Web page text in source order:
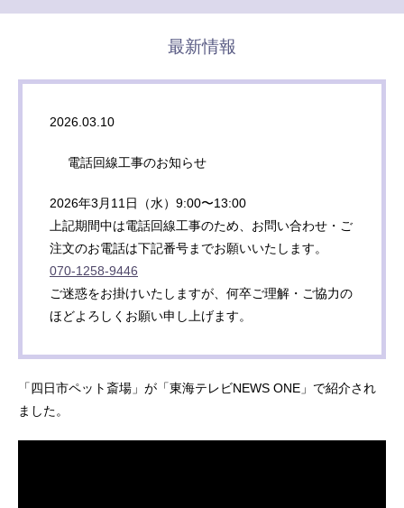
最新情報
2026.03.10
電話回線工事のお知らせ
2026年3月11日（水）9:00〜13:00
上記期間中は電話回線工事のため、お問い合わせ・ご
注文のお電話は下記番号までお願いいたします。
070-1258-9446
ご迷惑をお掛けいたしますが、何卒ご理解・ご協力の
ほどよろしくお願い申し上げます。
「四日市ペット斎場」が「東海テレビNEWS ONE」で紹介され
ました。